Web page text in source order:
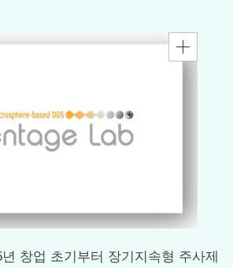
창업 초기부터 장기지속형 주사제